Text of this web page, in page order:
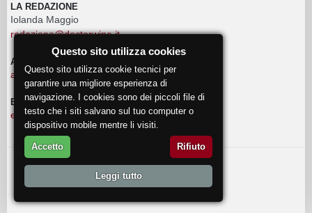
LA REDAZIONE
Iolanda Maggio
redazione@doctorwine.it
ADVERTISING
advertising@doctorwine.it
EVENTI
eventi@doctorwine.it
© 2018 DoctorWine .
Questo sito utilizza cookies
Questo sito utilizza cookie tecnici per
garantire una migliore esperienza di
navigazione. I cookies sono dei piccoli file di
testo che i siti salvano sul tuo computer o
dispositivo mobile mentre li visiti.
Accetto Rifiuto
Leggi tutto